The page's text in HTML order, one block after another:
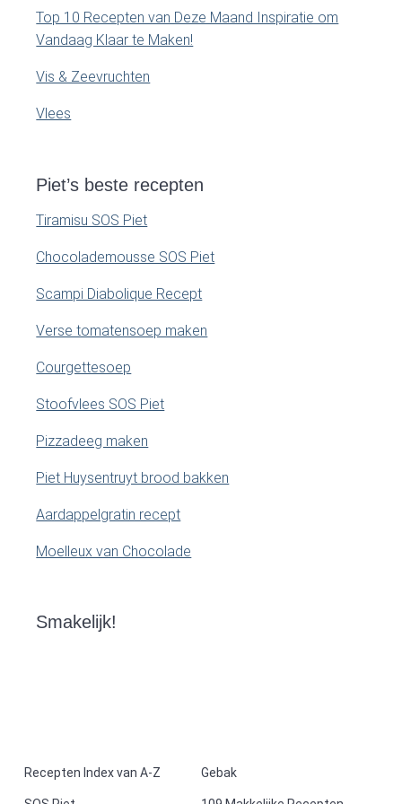
Top 10 Recepten van Deze Maand Inspiratie om
Vandaag Klaar te Maken!
Vis & Zeevruchten
Vlees
Piet’s beste recepten
Tiramisu SOS Piet
Chocolademousse SOS Piet
Scampi Diabolique Recept
Verse tomatensoep maken
Courgettesoep
Stoofvlees SOS Piet
Pizzadeeg maken
Piet Huysentruyt brood bakken
Aardappelgratin recept
Moelleux van Chocolade
Smakelijk!
Recepten Index van A-Z Gebak